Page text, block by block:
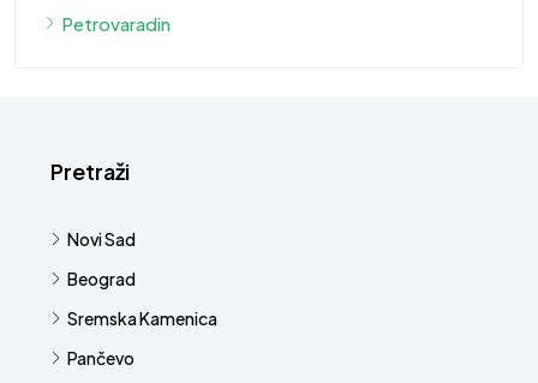
Petrovaradin
Pretraži
Novi Sad
Beograd
Sremska Kamenica
Pančevo